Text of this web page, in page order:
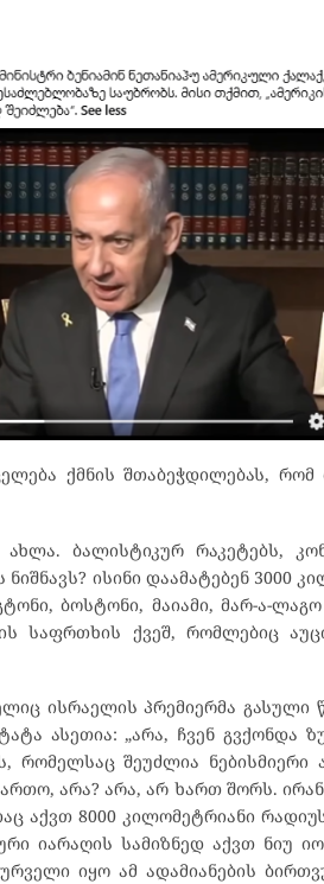
ქმნის შთაბეჭდილებას,
ახლა. ბალისტიკურ რაკეტებს,
ისინი დაამატებენ 3000
ბოსტონი, მაიამი, მარ-ა-
საფრთხის ქვეშ, რომლებიც
ისრაელის პრემიერმა გასული
ასეთია: „არა, ჩვენ გვქონდა
რომელსაც შეუძლია
არა? არა, არ ხართ შორს.
8000 კილომეტრიანი
იარაღის სამიზნედ აქვთ ნიუ
იყო ამ ადამიანების